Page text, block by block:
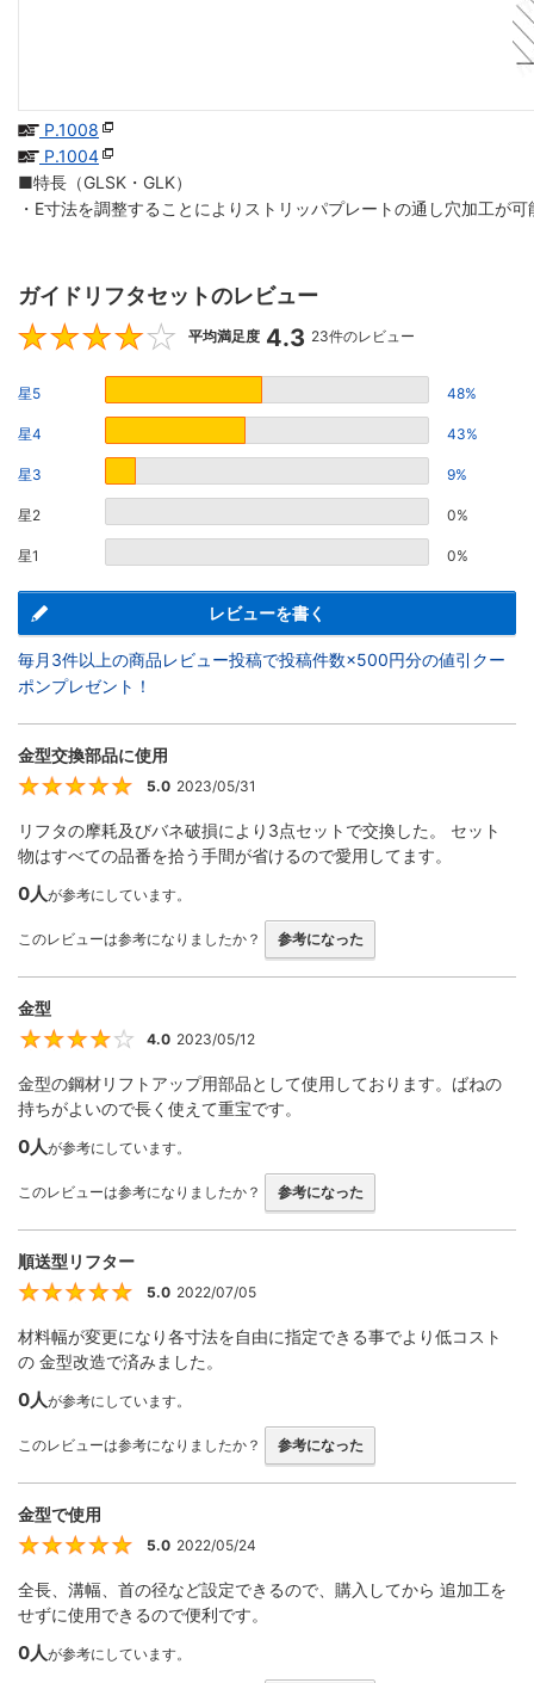
P.1008
P.1004
■特長（GLSK・GLK）
・E寸法を調整することによりストリッパプレートの通し穴加工が
ガイドリフタセットのレビュー
4.3
平均満足度 4.3 23件のレビュー
星5 48%
星4 43%
星3 9%
星2 0%
星1 0%
レビューを書く
毎月3件以上の商品レビュー投稿で投稿件数×500円分の値引クー
ポンプレゼント！
金型交換部品に使用
5
5.0 2023/05/31
リフタの摩耗及びバネ破損により3点セットで交換した。 セット
物はすべての品番を拾う手間が省けるので愛用してます。
0人が参考にしています。
このレビューは参考になりましたか？ 参考になった
金型
4
4.0 2023/05/12
金型の鋼材リフトアップ用部品として使用しております。ばねの
持ちがよいので長く使えて重宝です。
0人が参考にしています。
このレビューは参考になりましたか？ 参考になった
順送型リフター
5
5.0 2022/07/05
材料幅が変更になり各寸法を自由に指定できる事でより低コスト
の 金型改造で済みました。
0人が参考にしています。
このレビューは参考になりましたか？ 参考になった
金型で使用
5
5.0 2022/05/24
全長、溝幅、首の径など設定できるので、購入してから 追加工を
せずに使用できるので便利です。
0人が参考にしています。